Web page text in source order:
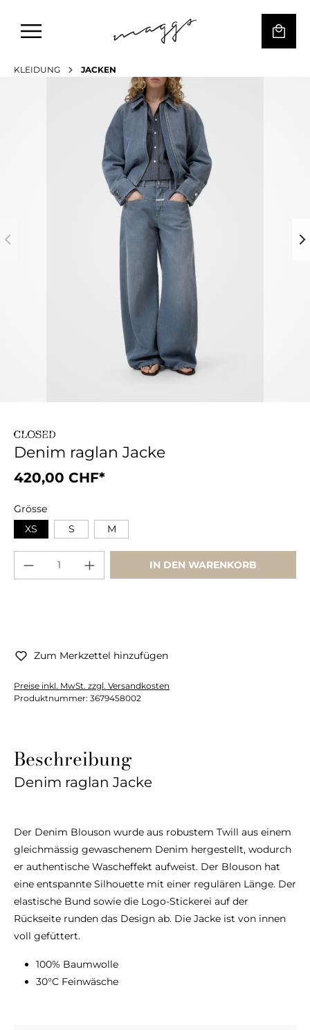
KLEIDUNG JACKEN
Denim raglan Jacke
420,00 CHF*
Grösse
XS
S M
IN DEN WARENKORB
Zum Merkzettel hinzufügen
Preise inkl. MwSt. zzgl. Versandkosten
Produktnummer: 3679458002
Beschreibung
Denim raglan Jacke
Der Denim Blouson wurde aus robustem Twill aus einem
gleichmässig gewaschenem Denim hergestellt, wodurch
er authentische Wascheffekt aufweist. Der Blouson hat
eine entspannte Silhouette mit einer regulären Länge. Der
elastische Bund sowie die Logo-Stickerei auf der
Rückseite runden das Design ab. Die Jacke ist von innen
voll gefüttert.
100% Baumwolle
30°C Feinwäsche